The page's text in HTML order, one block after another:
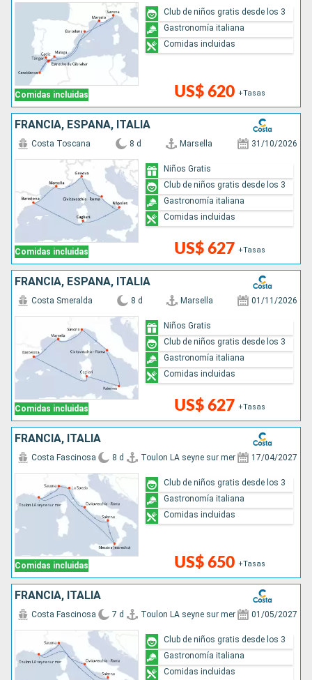
Comidas incluidas US$ 620 +Tasas
Club de niños gratis desde los 3
Gastronomía italiana
Comidas incluidas
FRANCIA, ESPAÑA, ITALIA
Comidas incluidas
Costa Toscana 8 d Marsella 31/10/2026
US$ 627 +Tasas
Niños Gratis
Club de niños gratis desde los 3
Gastronomía italiana
Comidas incluidas
FRANCIA, ESPAÑA, ITALIA
Comidas incluidas
Costa Smeralda 8 d Marsella 01/11/2026
US$ 627 +Tasas
Niños Gratis
Club de niños gratis desde los 3
Gastronomía italiana
Comidas incluidas
FRANCIA, ITALIA
Comidas incluidas
Costa Fascinosa 8 d Toulon LA seyne sur mer 17/04/2027
US$ 650 +Tasas
Club de niños gratis desde los 3
Gastronomía italiana
Comidas incluidas
FRANCIA, ITALIA
Costa Fascinosa 7 d Toulon LA seyne sur mer 01/05/2027
Club de niños gratis desde los 3
Gastronomía italiana
Comidas incluidas